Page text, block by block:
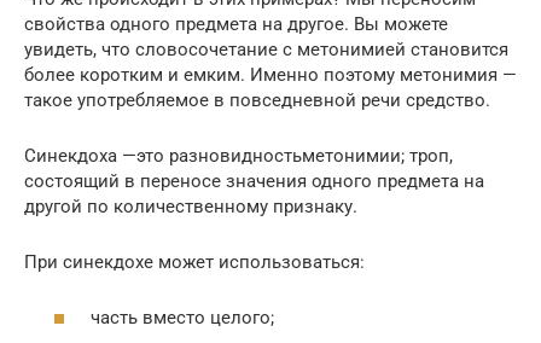
свойства одного предмета на другое. Вы можете
увидеть, что словосочетание с метонимией становится
более коротким и емким. Именно поэтому метонимия —
такое употребляемое в повседневной речи средство.
Синекдоха —это разновидностьметонимии; троп,
состоящий в переносе значения одного предмета на
другой по количественному признаку.
При синекдохе может использоваться:
часть вместо целого;